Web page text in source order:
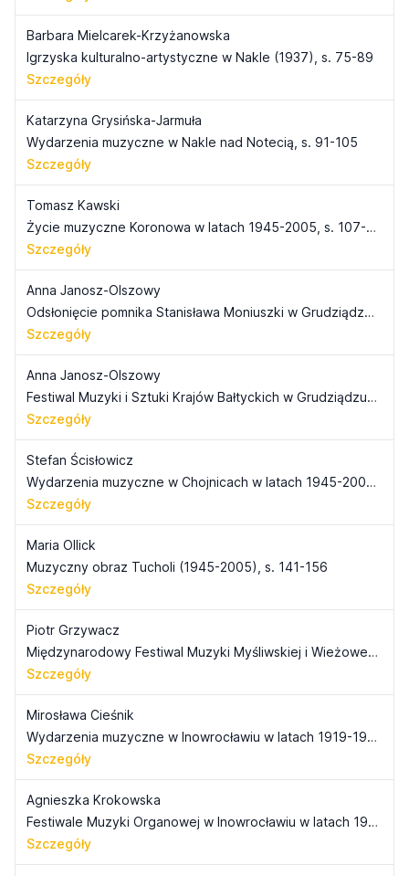
Barbara Mielcarek-Krzyżanowska
Igrzyska kulturalno-artystyczne w Nakle (1937), s. 75-89
Szczegóły
Katarzyna Grysińska-Jarmuła
Wydarzenia muzyczne w Nakle nad Notecią, s. 91-105
Szczegóły
Tomasz Kawski
Życie muzyczne Koronowa w latach 1945-2005, s. 107-113
Szczegóły
Anna Janosz-Olszowy
Odsłonięcie pomnika Stanisława Moniuszki w Grudziądzu 29 czerwca 1935 roku, s. 115-119
Szczegóły
Anna Janosz-Olszowy
Festiwal Muzyki i Sztuki Krajów Bałtyckich w Grudziądzu (1994-2005), s. 121-132
Szczegóły
Stefan Ścisłowicz
Wydarzenia muzyczne w Chojnicach w latach 1945-2005, s. 133-139
Szczegóły
Maria Ollick
Muzyczny obraz Tucholi (1945-2005), s. 141-156
Szczegóły
Piotr Grzywacz
Międzynarodowy Festiwal Muzyki Myśliwskiej i Wieżowej w Tucholi, s. 157-165
Szczegóły
Mirosława Cieśnik
Wydarzenia muzyczne w Inowrocławiu w latach 1919-1930 w świetle "Dziennika Kujawskiego", s. 167-189
Szczegóły
Agnieszka Krokowska
Festiwale Muzyki Organowej w Inowrocławiu w latach 1979-2005, s. 191-202
Szczegóły